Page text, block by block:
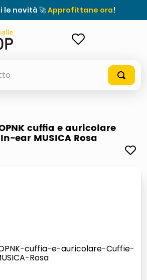
le novità 🚀Approfittane ora!
italia independent occhiali sole 0703 thin rotondo sun
differenziata
cuffia e auricolare
ear MUSICA Rosa